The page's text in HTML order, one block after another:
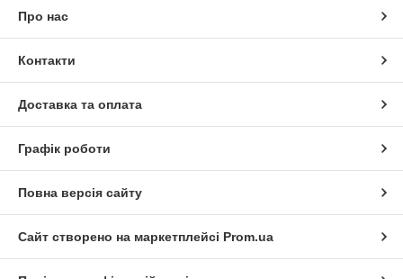
Про нас
Контакти
Доставка та оплата
Графік роботи
Повна версія сайту
Сайт створено на маркетплейсі Prom.ua